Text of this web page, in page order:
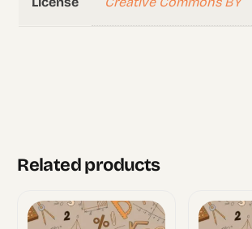
Related products